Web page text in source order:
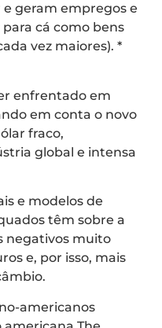
geram empregos e
cá como bens
vez maiores). *
enfrentado em
em conta o novo
fraco,
global e intensa
e modelos de
têm sobre a
negativos muito
e, por isso, mais
americanos